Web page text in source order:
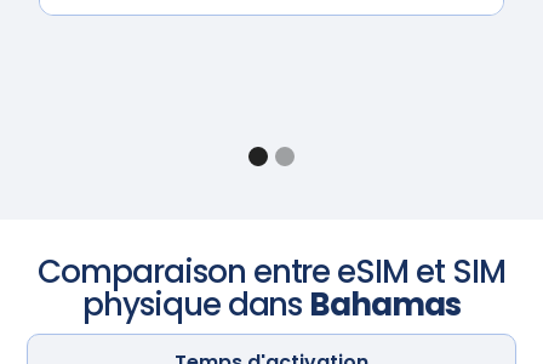
Comparaison entre eSIM et SIM
physique dans Bahamas